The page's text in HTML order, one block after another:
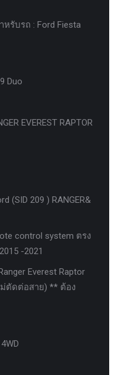
รับรถ : Ford Fiesta
Duo
EVEREST RAPTOR
(SID 209 ) RANGER&
control system ตรง
-2021
Everest Raptor
ตัดต่อสาย) ** ต้อง